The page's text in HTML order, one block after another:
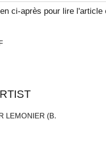
ci-après pour lire l'article
LEMONIER (B.